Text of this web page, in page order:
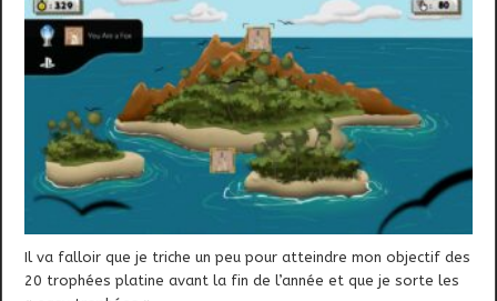
Il va falloir que je triche un peu pour atteindre mon objectif des
20 trophées platine avant la fin de l’année et que je sorte les